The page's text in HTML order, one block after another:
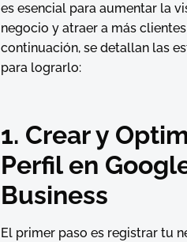
es esencial para aumentar la
negocio y atraer a más
continuación, se detallan las
para lograrlo:
1. Crear y
Perfil en
Business
El primer paso es registrar tu